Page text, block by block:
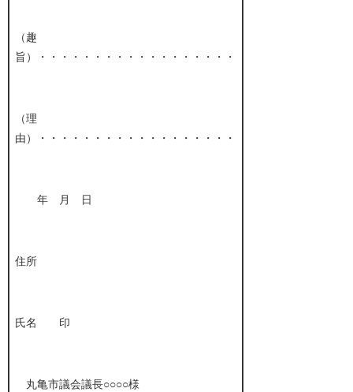
（趣
旨）・・・・・・・・・・・・・・・・・・
（理
由）・・・・・・・・・・・・・・・・・・
年 月 日
住所
氏名 印
丸亀市議会議長○○○○様